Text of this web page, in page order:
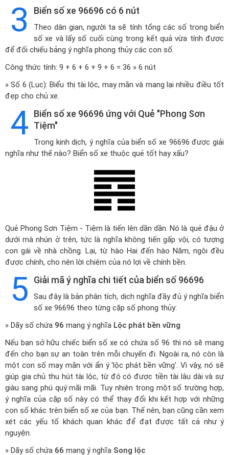
3 Biển số xe 96696 có 6 nút
Theo dân gian, người ta sẽ tính tổng các số trong biển
số xe và lấy số cuối cùng trong kết quả vừa tính được
để đối chiếu bảng ý nghĩa phong thủy các con số.
Công thức tính: 9 + 6 + 6 + 9 + 6 = 36 » 6 nút
» Số 6 (Lục): Biểu thị tài lộc, may mắn và mang lại nhiều điều tốt
đẹp cho chủ xe.
4 Biển số xe 96696 ứng với Quẻ "Phong Sơn
Tiệm"
Trong kinh dịch, ý nghĩa của biển số xe 96696 được giải
nghĩa như thế nào? Biển số xe thuộc quẻ tốt hay xấu?
Quẻ Phong Sơn Tiệm - Tiệm là tiến lên dần dần. Nó là quẻ đậu ở
dưới mà nhún ở trên, tức là nghĩa không tiến gấp vội, có tượng
con gái về nhà chồng. Lại, từ hào Hai đến hào Năm, ngôi đều
được chính, cho nên lời chiêm của nó lợi về chính bền.
5 Giải mã ý nghĩa chi tiết của biển số 96696
Sau đây là bản phân tích, dịch nghĩa đầy đủ ý nghĩa biển
số xe 96696 theo từng cặp số phong thủy:
» Dãy số chứa 96 mang ý nghĩa Lộc phát bền vững
Nếu bạn sở hữu chiếc biển số xe có chứa số 96 thì nó sẽ mang
đến cho bạn sự an toàn trên mỗi chuyến đi. Ngoài ra, nó còn là
một con số may mắn với ẩn ý 'lộc phát bền vững'. Vì vậy, nó sẽ
giúp gia chủ thu hút tài lộc, từ đó có được tiền tài lâu dài và sự
giàu sang phú quý mãi mãi. Tuy nhiên trong một số trường hợp,
ý nghĩa của cặp số này có thể thay đổi khi kết hợp với những
con số khác trên biển số xe của bạn. Thế nên, bạn cũng cần xem
xét các yếu tố khách quan khác để đạt được tất cả như ý
nguyện.
» Dãy số chứa 66 mang ý nghĩa Song lộc